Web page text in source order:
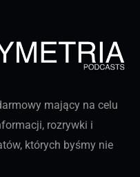
mający na celu
rozrywki i
których byśmy nie